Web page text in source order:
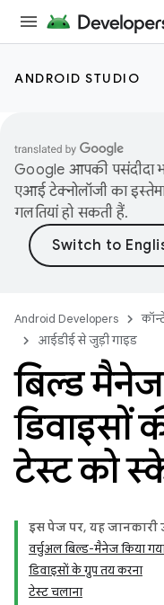
ANDROID STUDIO
Google आपकी पसंदीदा
एआई टेक्नोलॉजी का
गलतियां हो सकती हैं.
Android Developers
आईडीई से जुड़ी गाइड
बिल्ड
डिवाइसों
टेस्ट को
इस पेज पर, यह जानकारी
वर्चुअल बिल्ड-मैनेज किया
डिवाइसों के ग्रुप तय करना
टेस्ट चलाना